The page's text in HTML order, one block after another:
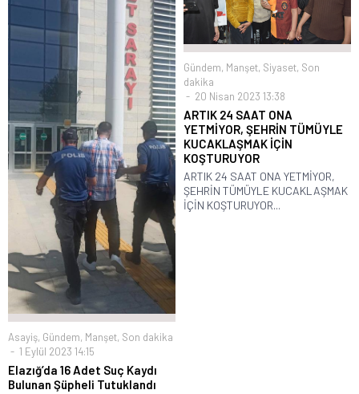
Asayiş, Gündem, Manşet, Son dakika
1 Eylül 2023 14:15
Elazığ’da 16 Adet Suç Kaydı
Bulunan Şüpheli Tutuklandı
Gündem, Manşet, Siyaset, Son
dakika
20 Nisan 2023 13:38
ARTIK 24 SAAT ONA
YETMİYOR, ŞEHRİN TÜMÜYLE
KUCAKLAŞMAK İÇİN
KOŞTURUYOR
ARTIK 24 SAAT ONA YETMİYOR,
ŞEHRİN TÜMÜYLE KUCAKLAŞMAK
İÇİN KOŞTURUYOR...